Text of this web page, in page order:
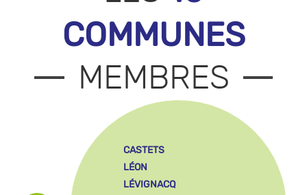
COMMUNES
MEMBRES
CASTETS
LÉON
LÉVIGNACQ